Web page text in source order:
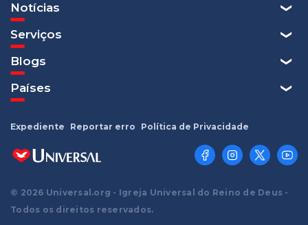
Notícias
Serviços
Blogs
Países
© 2026 Universal.org - Igreja Universal do Reino de Deus -
Todos os direitos reservados.
Expediente Reportar erro Política de Privacidade